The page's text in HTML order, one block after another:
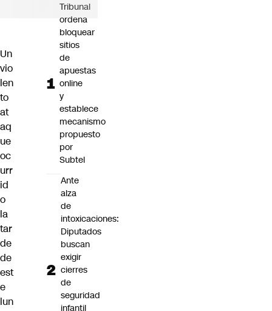
Un
vio
len
to
at
aq
ue
oc
urr
id
o
la
tar
de
de
est
e
lun
Tribunal
ordena
bloquear
sitios
de
apuestas
online
y
establece
mecanismo
propuesto
por
Subtel
Ante
alza
de
intoxicaciones:
Diputados
buscan
exigir
cierres
de
seguridad
infantil